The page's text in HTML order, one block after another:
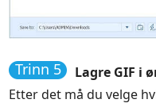
Trinn 5
Lagre GIF i
Etter det må du velge